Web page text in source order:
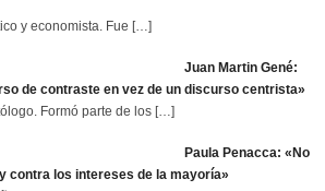
y economista. Fue […]
Juan Martin Gené:
de contraste en vez de un discurso centrista»
Formó parte de los […]
Paula Penacca: «No
contra los intereses de la mayoría»